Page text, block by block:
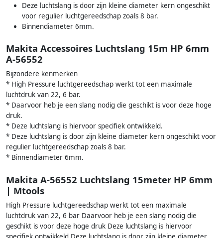
Deze luchtslang is door zijn kleine diameter kern ongeschikt
voor regulier luchtgereedschap zoals 8 bar.
Binnendiameter 6mm.
Makita Accessoires Luchtslang 15m HP 6mm
A-56552
Bijzondere kenmerken
* High Pressure luchtgereedschap werkt tot een maximale
luchtdruk van 22, 6 bar.
* Daarvoor heb je een slang nodig die geschikt is voor deze hoge
druk.
* Deze luchtslang is hiervoor specifiek ontwikkeld.
* Deze luchtslang is door zijn kleine diameter kern ongeschikt voor
regulier luchtgereedschap zoals 8 bar.
* Binnendiameter 6mm.
Makita A-56552 Luchtslang 15meter HP 6mm
| Mtools
High Pressure luchtgereedschap werkt tot een maximale
luchtdruk van 22, 6 bar Daarvoor heb je een slang nodig die
geschikt is voor deze hoge druk Deze luchtslang is hiervoor